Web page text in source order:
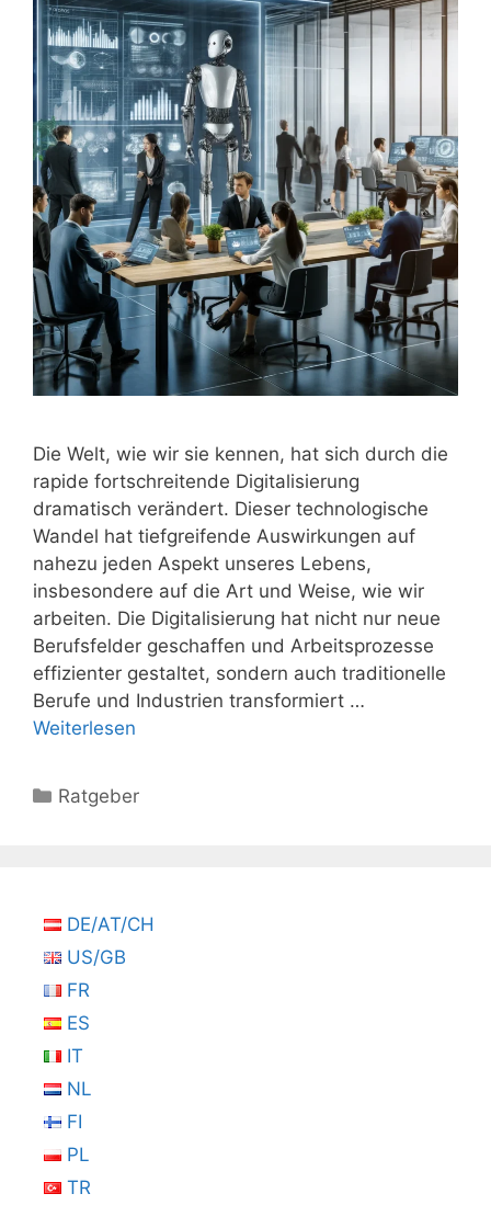
Die Welt, wie wir sie kennen, hat sich durch die
rapide fortschreitende Digitalisierung
dramatisch verändert. Dieser technologische
Wandel hat tiefgreifende Auswirkungen auf
nahezu jeden Aspekt unseres Lebens,
insbesondere auf die Art und Weise, wie wir
arbeiten. Die Digitalisierung hat nicht nur neue
Berufsfelder geschaffen und Arbeitsprozesse
effizienter gestaltet, sondern auch traditionelle
Berufe und Industrien transformiert …
Weiterlesen
Kategorien
Ratgeber
DE/AT/CH
US/GB
FR
ES
IT
NL
FI
PL
TR